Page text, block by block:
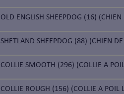
OLD ENGLISH SHEEPDOG (16)
SHETLAND SHEEPDOG (88) (CHIEN
COLLIE SMOOTH (296) (COLLIE A
COLLIE ROUGH (156) (COLLIE A POIL